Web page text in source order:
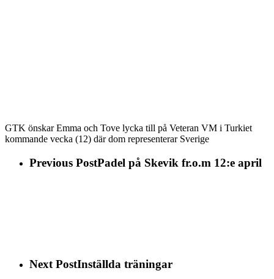
GTK önskar Emma och Tove lycka till på Veteran VM i Turkiet
kommande vecka (12) där dom representerar Sverige
Previous PostPadel på Skevik fr.o.m 12:e april
Next PostInställda träningar